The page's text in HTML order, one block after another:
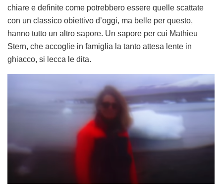
chiare e definite come potrebbero essere quelle scattate
con un classico obiettivo d’oggi, ma belle per questo,
hanno tutto un altro sapore. Un sapore per cui Mathieu
Stern, che accoglie in famiglia la tanto attesa lente in
ghiacco, si lecca le dita.